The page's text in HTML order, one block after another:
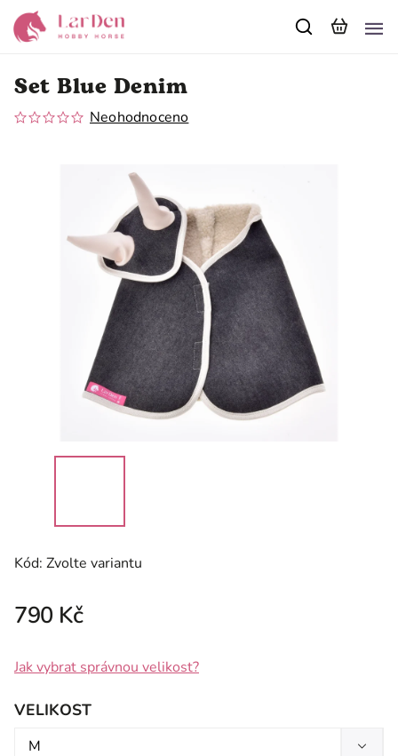
Set Blue Denim
Neohodnoceno
Kód: Zvolte variantu
790 Kč
Jak vybrat správnou velikost?
VELIKOST